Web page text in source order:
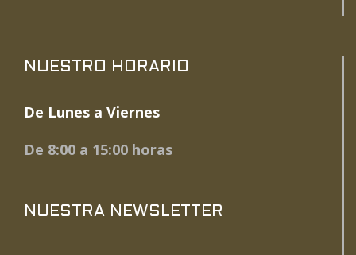
NUESTRO HORARIO
De Lunes a Viernes
De 8:00 a 15:00 horas
NUESTRA NEWSLETTER